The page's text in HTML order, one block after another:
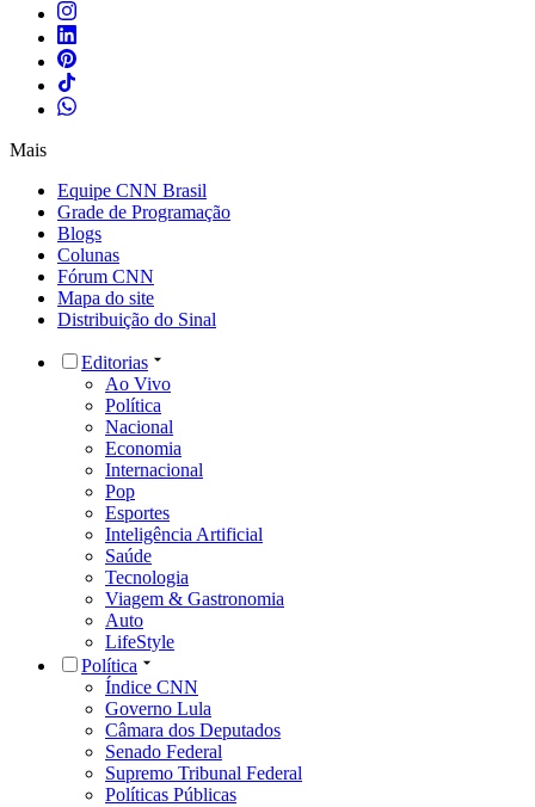
Mais
Equipe CNN Brasil
Grade de Programação
Blogs
Colunas
Fórum CNN
Mapa do site
Distribuição do Sinal
Editorias
Ao Vivo
Política
Nacional
Economia
Internacional
Pop
Esportes
Inteligência Artificial
Saúde
Tecnologia
Viagem & Gastronomia
Auto
LifeStyle
Política
Índice CNN
Governo Lula
Câmara dos Deputados
Senado Federal
Supremo Tribunal Federal
Políticas Públicas